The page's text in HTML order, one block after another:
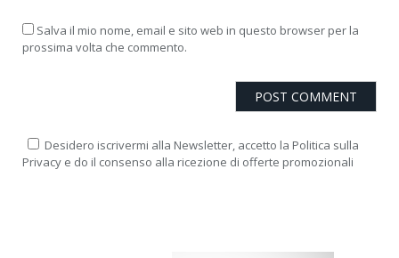
Salva il mio nome, email e sito web in questo browser per la
prossima volta che commento.
Desidero iscrivermi alla Newsletter, accetto la Politica sulla
Privacy e do il consenso alla ricezione di offerte promozionali